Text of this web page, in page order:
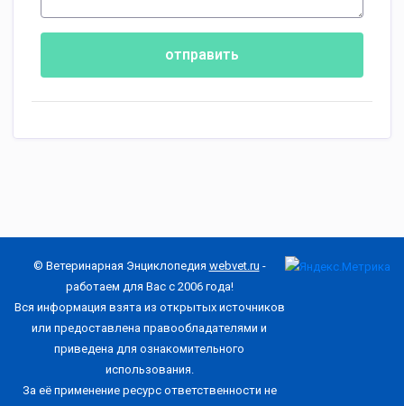
отправить
© Ветеринарная Энциклопедия webvet.ru -
работаем для Вас с 2006 года!
Вся информация взята из открытых источников
или предоставлена правообладателями и
приведена для ознакомительного
использования.
За её применение ресурс ответственности не